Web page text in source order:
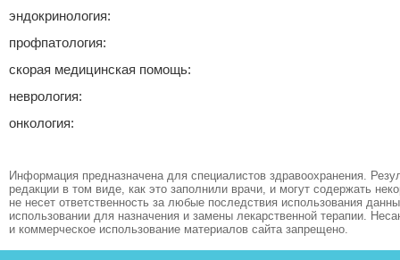
эндокринология:
профпатология:
скорая медицинская помощь:
неврология:
онкология:
Информация предназначена для специалистов здравоохранения.
редакции в том виде, как это заполнили врачи, и могут содержать
не несет ответственность за любые последствия использования
использовании для назначения и замены лекарственной терапии.
и коммерческое использование материалов сайта запрещено.